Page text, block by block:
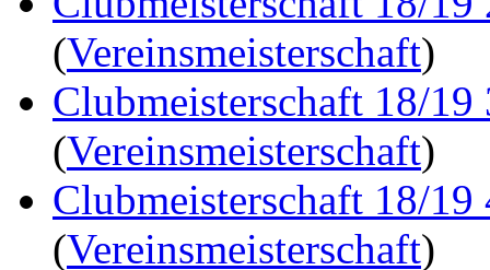
(Vereinsmeisterschaft)
Clubmeisterschaft 18/19
(Vereinsmeisterschaft)
Clubmeisterschaft 18/19
(Vereinsmeisterschaft)